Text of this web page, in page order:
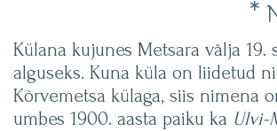
*
Külana kujunes Metsara välja 19.
alguseks. Kuna küla on liidetud
Kõrvemetsa külaga, siis nimena
umbes 1900. aasta paiku ka Ulvi-